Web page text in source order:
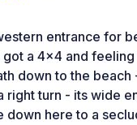
entrance for
got a 4x4 and
down to the beach
right turn - its wide
down here to a